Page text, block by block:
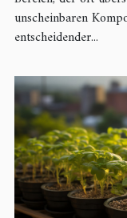
unscheinbaren
entscheidender...